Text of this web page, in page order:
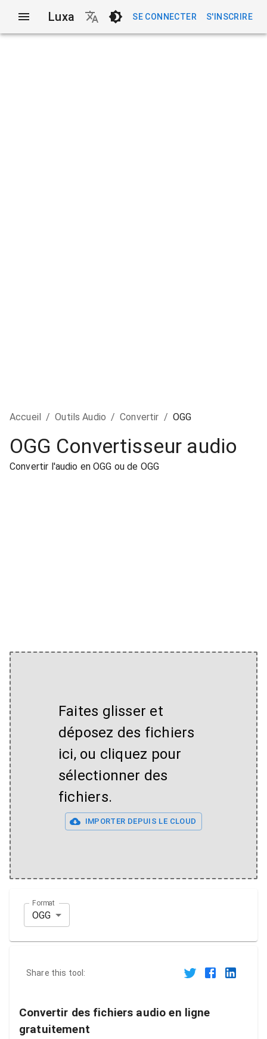
Luxa SE CONNECTER S'INSCRIRE
Accueil / Outils Audio / Convertir / OGG
OGG Convertisseur audio
Convertir l'audio en OGG ou de OGG
Faites glisser et
déposez des fichiers
ici, ou cliquez pour
sélectionner des
fichiers.
IMPORTER DEPUIS LE CLOUD
Format
OGG
Share this tool:
Convertir des fichiers audio en ligne
gratuitement